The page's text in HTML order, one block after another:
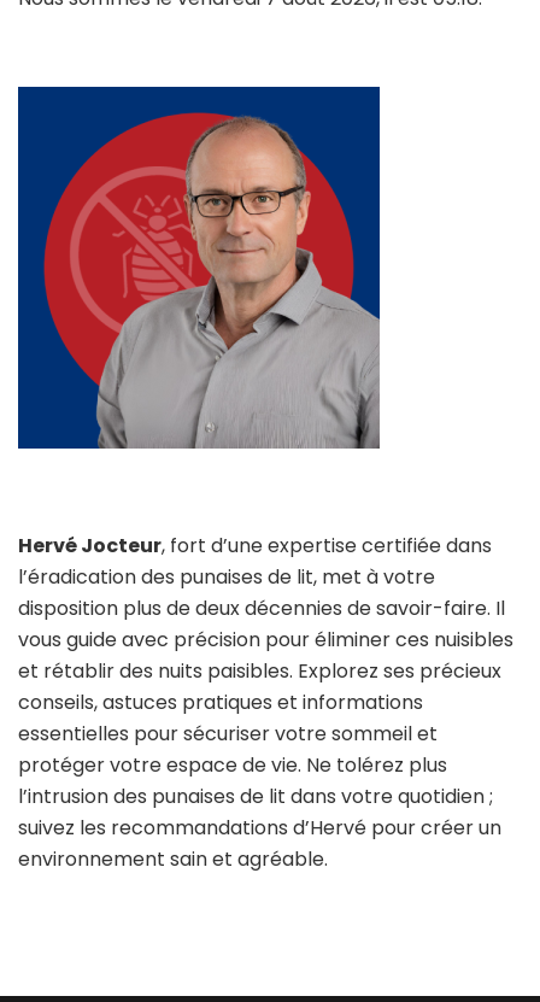
Hervé Jocteur, fort d’une expertise certifiée dans
l’éradication des punaises de lit, met à votre
disposition plus de deux décennies de savoir-faire. Il
vous guide avec précision pour éliminer ces nuisibles
et rétablir des nuits paisibles. Explorez ses précieux
conseils, astuces pratiques et informations
essentielles pour sécuriser votre sommeil et
protéger votre espace de vie. Ne tolérez plus
l’intrusion des punaises de lit dans votre quotidien ;
suivez les recommandations d’Hervé pour créer un
environnement sain et agréable.